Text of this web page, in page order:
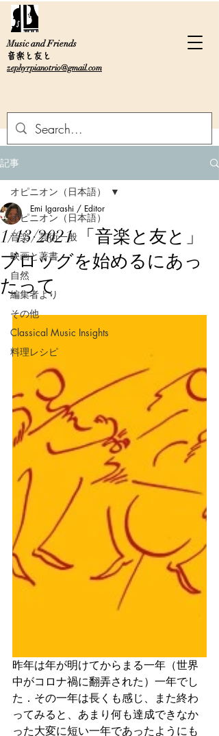
Music and Friends
音楽と友と
zephyrpianotrio@gmail.com
記事
オピニオン（日本語）
音楽・芸術一般
映画と著書
自然
編集者より
その他
Classical Music Insights
料理レシピ
オピニオン（日本語）
1/13/2021 「音楽と友と」
ブロッグを始めるにあっ
たって
Emi Igarashi / Editor
昨年は年が明けてからまる一年（世界
中がコロナ禍に翻弄された）一年でし
た．その一年は長くも感じ、また終わ
ってみると、あまり何も達成できなか
った大変に短い一年であったようにも